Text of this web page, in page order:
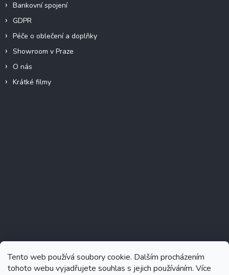
Tento web používá soubory cookie. Dalším procházením
tohoto webu vyjadřujete souhlas s jejich používáním. Více
Bankovní spojení
GDPR
Péče o oblečení a doplňky
Showroom v Praze
O nás
Krátké filmy